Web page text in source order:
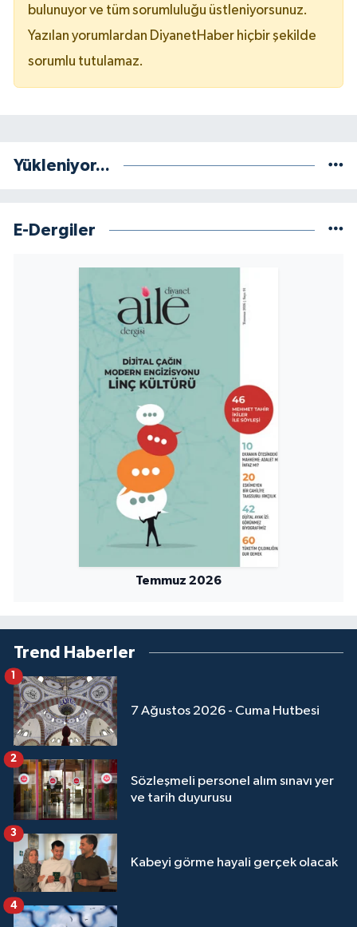
bulunuyor ve tüm sorumluluğu üstleniyorsunuz.
Yazılan yorumlardan DiyanetHaber hiçbir şekilde
sorumlu tutulamaz.
Yükleniyor...
E-Dergiler
Temmuz 2026
Trend Haberler
7 Ağustos 2026 - Cuma Hutbesi
Sözleşmeli personel alım sınavı yer
ve tarih duyurusu
2
Kabeyi görme hayali gerçek olacak
3
4